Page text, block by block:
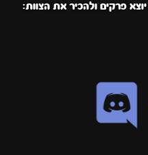
פרקים ולהכיר את הצוות: